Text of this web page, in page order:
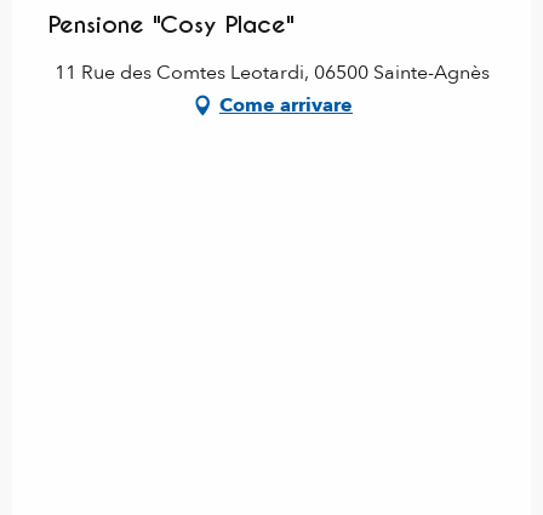
Pensione "Cosy Place"
11 Rue des Comtes Leotardi, 06500 Sainte-Agnès
Come arrivare